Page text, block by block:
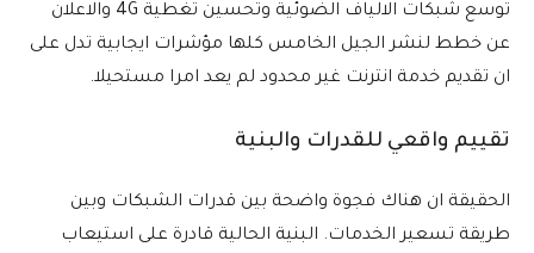
توسع شبكات الالياف الضوئية وتحسين تغطية 4G والاعلان
عن خطط لنشر الجيل الخامس كلها مؤشرات ايجابية تدل على
ان تقديم خدمة انترنت غير محدود لم يعد امرا مستحيلا.
تقييم واقعي للقدرات والبنية
الحقيقة ان هناك فجوة واضحة بين قدرات الشبكات وبين
طريقة تسعير الخدمات. البنية الحالية قادرة على استيعاب